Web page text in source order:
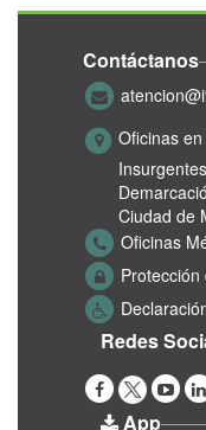
Contáctanos
Oficinas
Ciudad de
Oficinas
Redes
App